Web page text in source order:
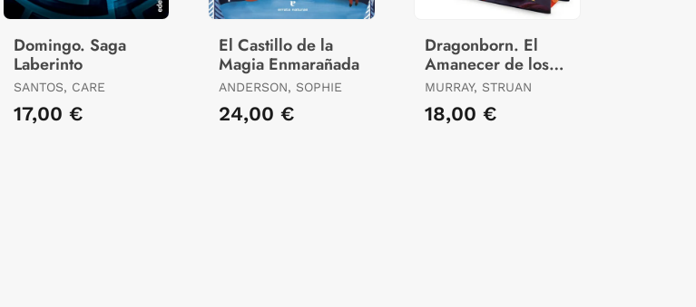
Domingo. Saga
Laberinto
SANTOS, CARE
17,00 €
El Castillo de la
Magia Enmarañada
ANDERSON, SOPHIE
24,00 €
Dragonborn. El
Amanecer de los
Dragones
MURRAY, STRUAN
18,00 €